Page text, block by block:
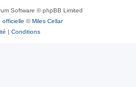
Software © phpBB Limited
officielle ©Miles Cellar
| Conditions